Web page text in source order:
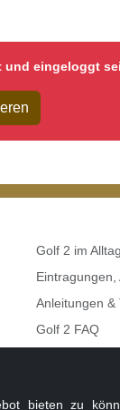
und eingeloggt
Golf 2 im Alltag
Eintragungen,
Anleitungen &
Golf 2 FAQ
bieten zu